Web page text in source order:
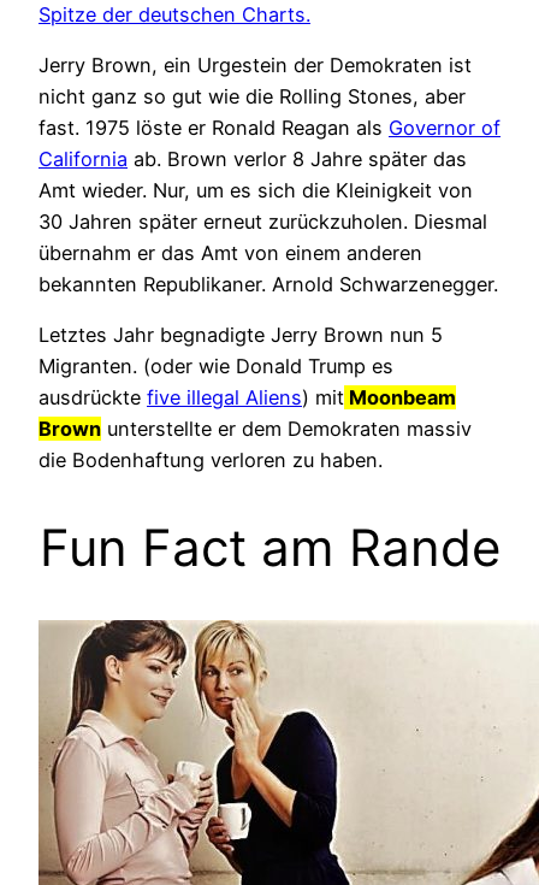
Spitze der deutschen Charts.
Jerry Brown, ein Urgestein der Demokraten ist
nicht ganz so gut wie die Rolling Stones, aber
fast. 1975 löste er Ronald Reagan als Governor of
California ab. Brown verlor 8 Jahre später das
Amt wieder. Nur, um es sich die Kleinigkeit von
30 Jahren später erneut zurückzuholen. Diesmal
übernahm er das Amt von einem anderen
bekannten Republikaner. Arnold Schwarzenegger.
Letztes Jahr begnadigte Jerry Brown nun 5
Migranten. (oder wie Donald Trump es
ausdrückte five illegal Aliens) mit Moonbeam
Brown unterstellte er dem Demokraten massiv
die Bodenhaftung verloren zu haben.
Fun Fact am Rande